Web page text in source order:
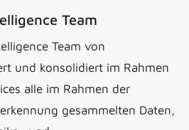
Team
Team von
und konsolidiert im Rahmen
alle im Rahmen der
gesammelten Daten,